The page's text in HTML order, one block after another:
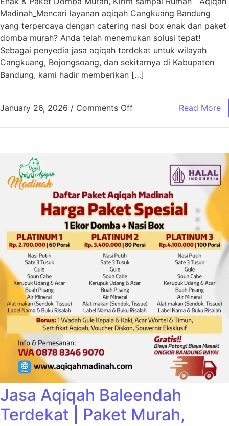
Madinah_Mencari layanan aqiqah Cangkuang Bandung
yang terpercaya dengan catering nasi box enak dan paket
domba murah? Anda telah menemukan solusi tepat!
Sebagai penyedia jasa aqiqah terdekat untuk wilayah
Cangkuang, Bojongsoang, dan sekitarnya di Kabupaten
Bandung, kami hadir memberikan […]
January 26, 2026 / Comments Off Read More
Jasa Aqiqah Baleendah
Terdekat | Paket Murah,